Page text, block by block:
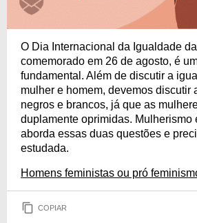
O Dia Internacional da Igualdade
comemorado em 26 de agosto, é
fundamental. Além de discutir a
mulher e homem, devemos discutir
negros e brancos, já que as
duplamente oprimidas. Mulherismo
aborda essas duas questões e
estudada.
Homens feministas ou pró
COPIAR